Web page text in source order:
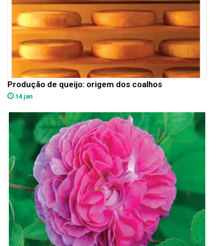
Produção de queijo: origem dos coalhos
14 jan